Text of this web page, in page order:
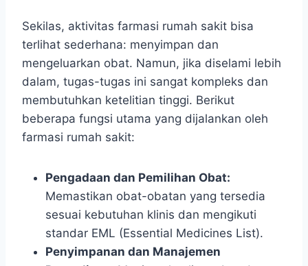
Sekilas, aktivitas farmasi rumah sakit bisa
terlihat sederhana: menyimpan dan
mengeluarkan obat. Namun, jika diselami lebih
dalam, tugas-tugas ini sangat kompleks dan
membutuhkan ketelitian tinggi. Berikut
beberapa fungsi utama yang dijalankan oleh
farmasi rumah sakit:
Pengadaan dan Pemilihan Obat:
Memastikan obat-obatan yang tersedia
sesuai kebutuhan klinis dan mengikuti
standar EML (Essential Medicines List).
Penyimpanan dan Manajemen